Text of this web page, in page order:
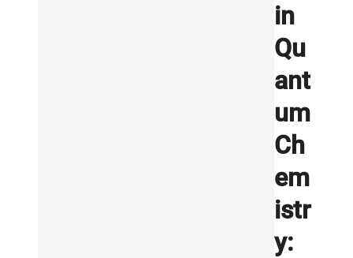
in
Qu
ant
um
Ch
em
istr
y: